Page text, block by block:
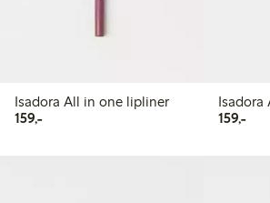
Isadora All in one lipliner
159,-159,00 kr
Isadora
159,-